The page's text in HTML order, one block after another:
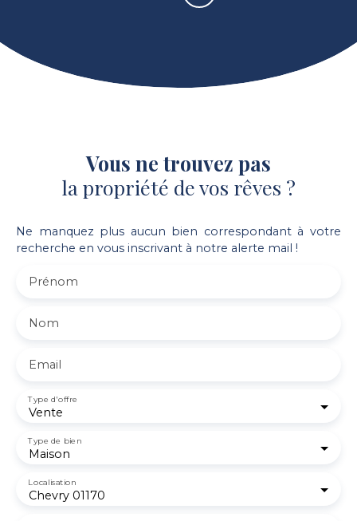
Vous ne trouvez pas
la propriété de vos rêves ?
Ne manquez plus aucun bien correspondant à votre
recherche en vous inscrivant à notre alerte mail !
Prénom
Nom
Email
Vente
Type d'offre
Maison
Type de bien
Chevry 01170
Localisation